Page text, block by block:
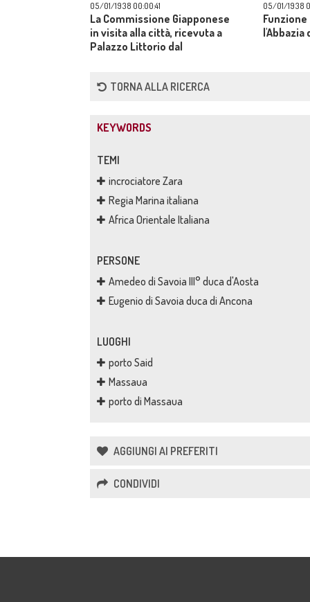
05/01/1938 00:00:41
La Commissione Giapponese
in visita alla città, ricevuta a
Palazzo Littorio dal
05/01/1938
l'Abbazia
TORNA ALLA RICERCA
KEYWORDS
TEMI
incrociatore Zara
Regia Marina italiana
Africa Orientale Italiana
PERSONE
Amedeo di Savoia III° duca d'Aosta
Eugenio di Savoia duca di Ancona
LUOGHI
porto Said
Massaua
porto di Massaua
AGGIUNGI AI PREFERITI
CONDIVIDI